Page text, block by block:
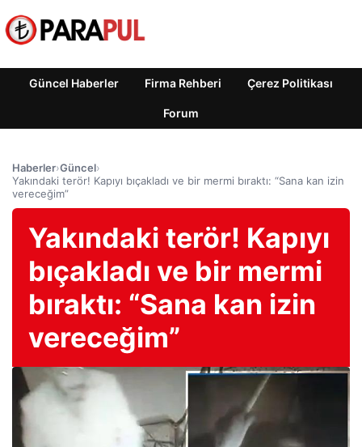
Güncel Haberler Firma Rehberi Çerez Politikası
Forum
Haberler›Güncel›
Yakındaki terör! Kapıyı bıçakladı ve bir mermi bıraktı: “Sana kan izin
vereceğim”
Yakındaki terör! Kapıyı
bıçakladı ve bir mermi
bıraktı: “Sana kan izin
vereceğim”